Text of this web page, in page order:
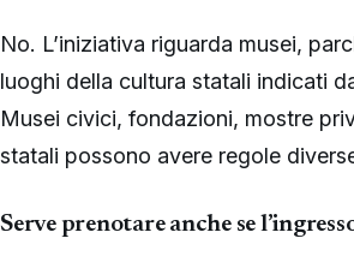
No. L’iniziativa riguarda musei,
luoghi della cultura statali indicati
Musei civici, fondazioni, mostre
statali possono avere regole
Serve prenotare anche se